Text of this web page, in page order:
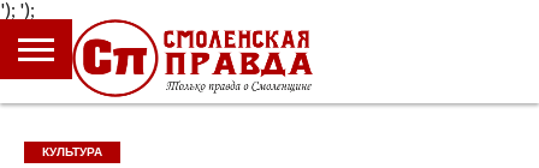
');
ГЛАВНАЯ
НОВОСТИ
ПРОИСШЕСТВИЯ
ПОЛИТИКА
КУЛЬТУРА
ЭКОНОМИКА
ОБЩЕСТВО
БЛОГИ
КУЛЬТУРА
');